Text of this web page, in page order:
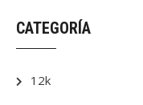
CATEGORÍA
12k